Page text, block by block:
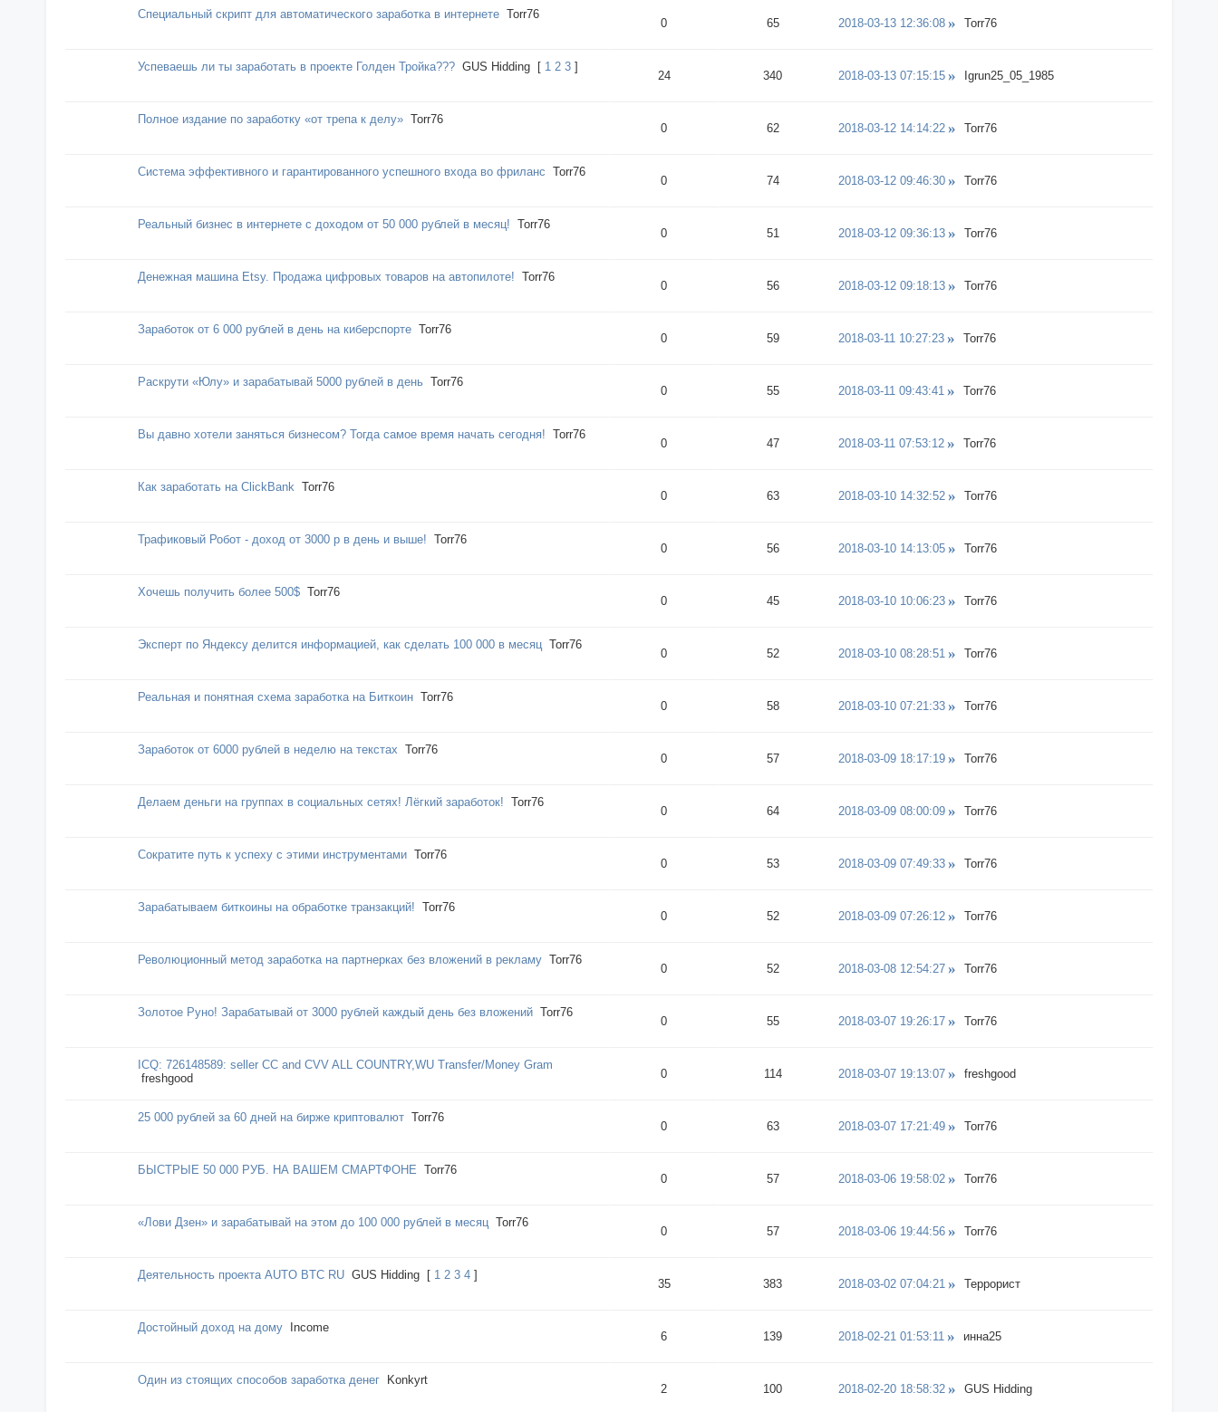
Специальный скрипт для автоматического заработка в интернете Torr76
0 65 2018-03-13 12:36:08 Torr76
Успеваешь ли ты заработать в проекте Голден Тройка??? GUS Hidding [ 1 2 3 ]
24 340 2018-03-13 07:15:15 Igrun25_05_1985
Полное издание по заработку «от трепа к делу» Torr76
0 62 2018-03-12 14:14:22 Torr76
Система эффективного и гарантированного успешного входа во фриланс Torr76
0 74 2018-03-12 09:46:30 Torr76
Реальный бизнес в интернете с доходом от 50 000 рублей в месяц! Torr76
0 51 2018-03-12 09:36:13 Torr76
Денежная машина Etsy. Продажа цифровых товаров на автопилоте! Torr76
0 56 2018-03-12 09:18:13 Torr76
Заработок от 6 000 рублей в день на киберспорте Torr76
0 59 2018-03-11 10:27:23 Torr76
Раскрути «Юлу» и зарабатывай 5000 рублей в день Torr76
0 55 2018-03-11 09:43:41 Torr76
Вы давно хотели заняться бизнесом? Тогда самое время начать сегодня! Torr76
0 47 2018-03-11 07:53:12 Torr76
Как заработать на CliсkBank Torr76
0 63 2018-03-10 14:32:52 Torr76
Трафиковый Робот - доход от 3000 p в день и выше! Torr76
0 56 2018-03-10 14:13:05 Torr76
Хочешь получить более 500$ Torr76
0 45 2018-03-10 10:06:23 Torr76
Эксперт по Яндексу делится информацией, как сделать 100 000 в мecяц Torr76
0 52 2018-03-10 08:28:51 Torr76
Реальная и понятная схема заработка на Биткоин Torr76
0 58 2018-03-10 07:21:33 Torr76
Заработок от 6000 рублей в неделю на текстах Torr76
0 57 2018-03-09 18:17:19 Torr76
Делаем деньги на группах в социальных сетях! Лёгкий заработок! Torr76
0 64 2018-03-09 08:00:09 Torr76
Сократите путь к успеху с этими инструментами Torr76
0 53 2018-03-09 07:49:33 Torr76
Зарабатываем биткоины на обработке транзакций! Torr76
0 52 2018-03-09 07:26:12 Torr76
Революционный метод заработка на партнерках без вложений в рекламу Torr76
0 52 2018-03-08 12:54:27 Torr76
Золотое Руно! Зарабатывай от 3000 рублей каждый день без вложений Torr76
0 55 2018-03-07 19:26:17 Torr76
ICQ: 726148589: seller CC and CVV ALL COUNTRY,WU Transfer/Money Gram
freshgood
0 114 2018-03-07 19:13:07 freshgood
25 000 рублей за 60 дней на бирже криптовалют Torr76
0 63 2018-03-07 17:21:49 Torr76
БЫСТРЫЕ 50 000 РУБ. НА ВАШЕМ СМАРТФОНЕ Torr76
0 57 2018-03-06 19:58:02 Torr76
«Лови Дзен» и зарабатывай на этом до 100 000 рублей в месяц Torr76
0 57 2018-03-06 19:44:56 Torr76
Деятельность проекта AUTO BTC RU GUS Hidding [ 1 2 3 4 ]
35 383 2018-03-02 07:04:21 Террорист
Достойный доход на дому Income
6 139 2018-02-21 01:53:11 инна25
Один из стоящих способов заработка денег Konkyrt
2 100 2018-02-20 18:58:32 GUS Hidding